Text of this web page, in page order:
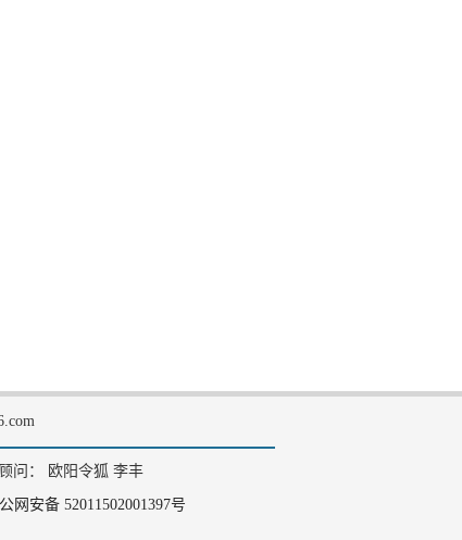
问： 欧阳令狐 李丰
网安备 52011502001397号